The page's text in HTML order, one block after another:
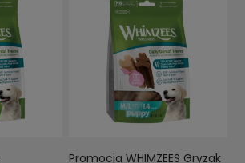
Promocja WHIMZEES Gryzak